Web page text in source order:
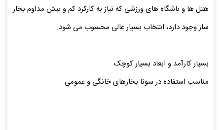
هتل ها و باشگاه های ورزشی که نیاز به کارکرد کم و بیش مداوم بخار
ساز وجود دارد، انتخاب بسیار عالی محسوب می شود.
بسیار کارآمد و ابعاد بسیار کوچک
مناسب استفاده در سونا بخارهای خانگی و عمومی